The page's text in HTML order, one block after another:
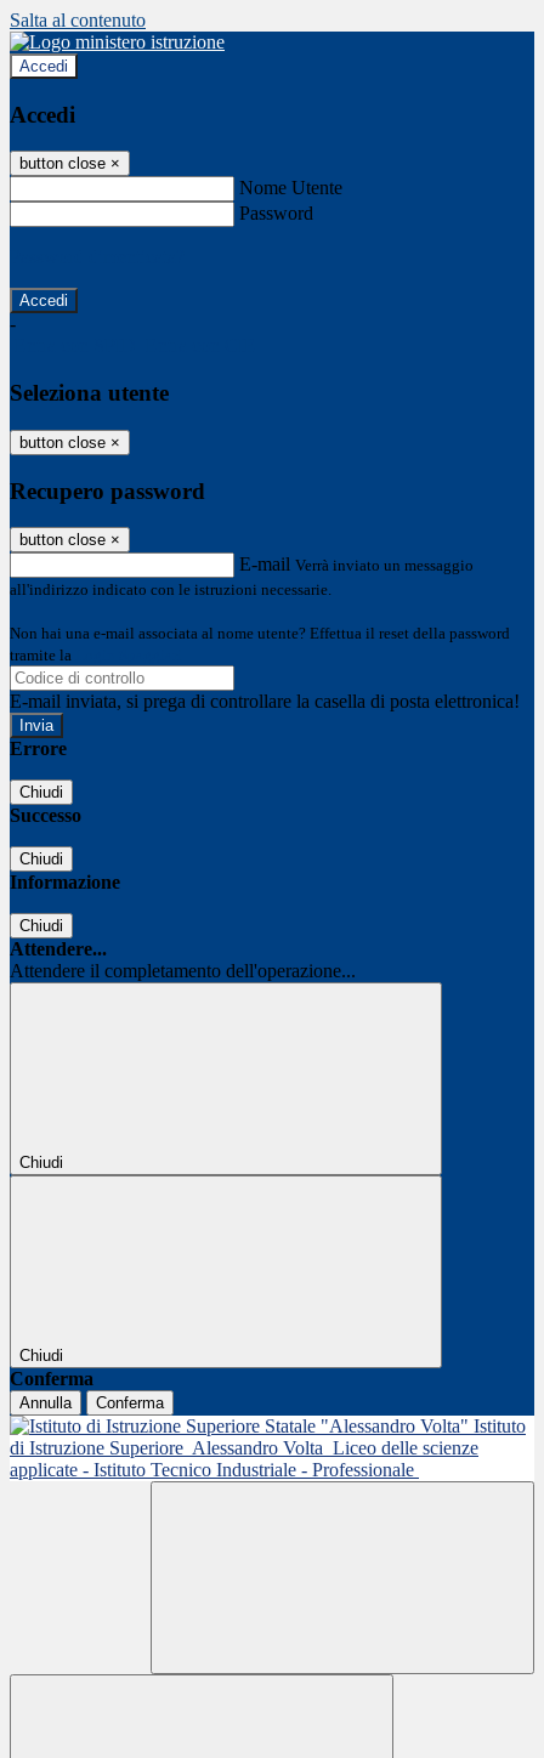
Salta al contenuto
Accedi
Accedi
button close ×
Nome Utente
Password
-
Seleziona utente
button close ×
Recupero password
button close ×
E-mail Verrà inviato un messaggio
all'indirizzo indicato con le istruzioni necessarie.
Non hai una e-mail associata al nome utente? Effettua il reset della password
tramite la
E-mail inviata, si prega di controllare la casella di posta elettronica!
Errore
Chiudi
Successo
Chiudi
Informazione
Chiudi
Attendere...
Attendere il completamento dell'operazione...
Chiudi
Chiudi
Conferma
Annulla Conferma
Istituto
di Istruzione Superiore Alessandro Volta Liceo delle scienze
applicate - Istituto Tecnico Industriale - Professionale